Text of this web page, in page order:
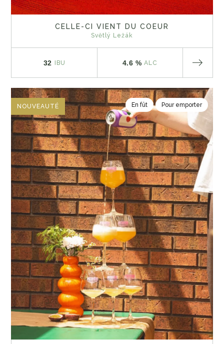
CELLE-CI VIENT DU COEUR
Světlý Ležák
32 IBU 4.6 % ALC
NOUVEAUTÉ En fût Pour emporter